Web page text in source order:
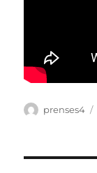
Yazar
prenses4